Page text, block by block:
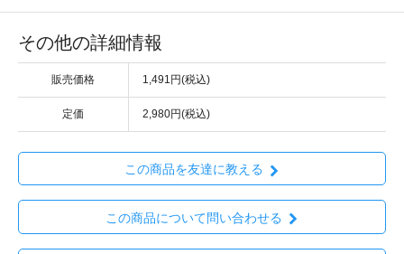
その他の詳細情報
販売価格 1,491円(税込)
定価 2,980円(税込)
この商品を友達に教える
この商品について問い合わせる